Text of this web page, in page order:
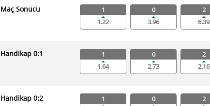
Maç Sonucu
1
1.22
0
3.96
2
6.39
Handikap 0:1
1
1.64
0
2.73
2
2.16
Handikap 0:2
1
0
2